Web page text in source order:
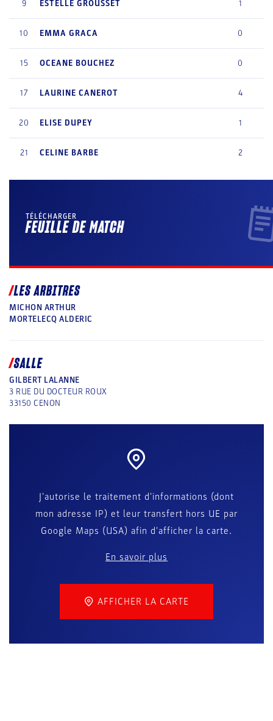
9 ESTELLE GROUSSET 1
10 EMMA GRACA 0
15 OCEANE BOUCHEZ 0
17 LAURINE CANEROT 4
20 ELISE DUPEY 1
21 CELINE BARBE 2
TÉLÉCHARGER
FEUILLE DE MATCH
LES ARBITRES
MICHON ARTHUR
MORTELECQ ALDERIC
SALLE
GILBERT LALANNE
3 RUE DU DOCTEUR ROUX
33150 CENON
J'autorise le traitement d'informations (dont
mon adresse IP) et leur transfert hors UE par
Google Maps (USA) afin d'afficher la carte.
En savoir plus
AFFICHER LA CARTE